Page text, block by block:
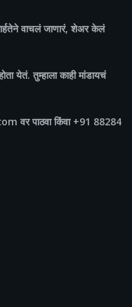
वाचलं जाणारं, शेअर केलं
येतं. तुम्हाला काही मांडायचं
वर पाठवा किंवा +91 88284